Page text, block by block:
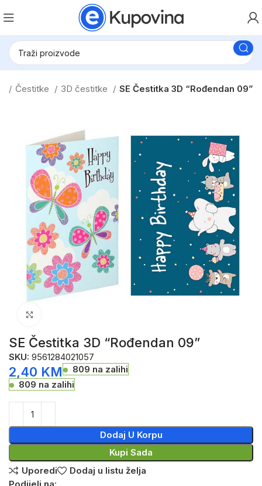
Čestitke 3D čestitke SE Čestitka 3D “Rođendan 09”
SE Čestitka 3D “Rođendan 09”
SKU:9561284021057
2,40 KM
809 na zalihi
809 na zalihi
Dodaj U Korpu
Kupi Sada
Uporedi
Dodaj u listu želja